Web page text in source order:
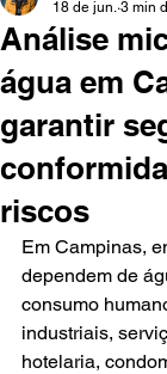
Análise
água em
garantir
riscos
18 de jun. 3 min
Em Campinas,
dependem de
consumo
industriais,
hotelaria,